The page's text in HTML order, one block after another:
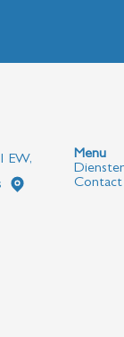
EW,
Contact